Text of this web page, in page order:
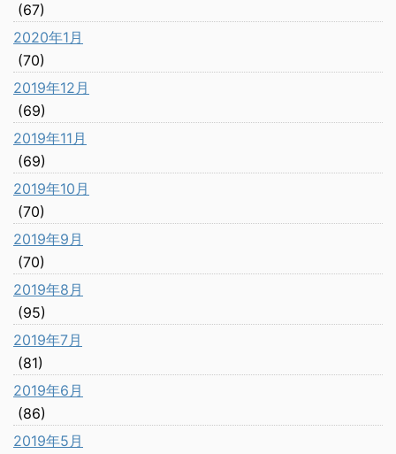
(67)
2020年1月
(70)
2019年12月
(69)
2019年11月
(69)
2019年10月
(70)
2019年9月
(70)
2019年8月
(95)
2019年7月
(81)
2019年6月
(86)
2019年5月